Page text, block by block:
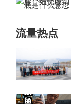
流量热点